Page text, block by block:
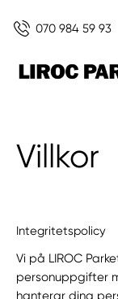
070 984 59 93
Villkor
Integritetspolicy
Vi på LIROC
personuppgifter
hanterar dina